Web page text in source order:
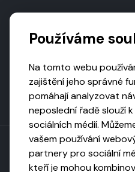
Používáme
Na tomto webu
zajištění jeho správné
pomáhají analyzovat
neposlední řadě slouží
sociálních médií.
vašem používání
partnery pro sociální
kteří je mohou